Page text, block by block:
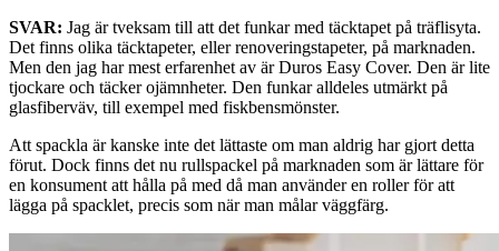
SVAR: Jag är tveksam till att det funkar med täcktapet på träflisyta.
Det finns olika täcktapeter, eller renoveringstapeter, på marknaden.
Men den jag har mest erfarenhet av är Duros Easy Cover. Den är lite
tjockare och täcker ojämnheter. Den funkar alldeles utmärkt på
glasfiberväv, till exempel med fiskbensmönster.
Att spackla är kanske inte det lättaste om man aldrig har gjort detta
förut. Dock finns det nu rullspackel på marknaden som är lättare för
en konsument att hålla på med då man använder en roller för att
lägga på spacklet, precis som när man målar väggfärg.